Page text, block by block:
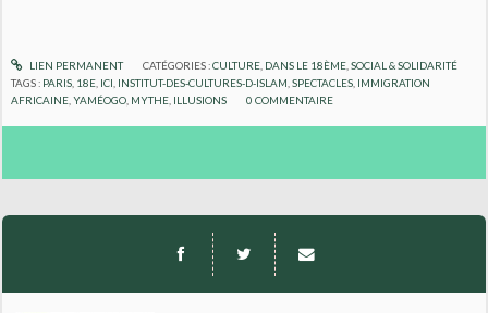
LIEN PERMANENT CATÉGORIES :CULTURE, DANS LE 18ÈME, SOCIAL & SOLIDARITÉ
TAGS : PARIS 18E ICI INSTITUT-DES-CULTURES-D-ISLAM ,SPECTACLES IMMIGRATION
AFRICAINE ,YAMÉOGO MYTHE ILLUSIONS 0 COMMENTAIRE